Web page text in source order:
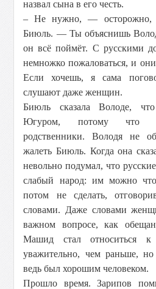
назвал сына в его честь.
– Не нужно, — осторожно,
Биюль. — Ты объяснишь
он всё поймёт. С русскими
немножко пожаловаться, и
Если хочешь, я сама
слушают даже женщин.
Биюль сказала Володе,
Югуром, потому что
родственники. Володя не
жалеть Биюль. Когда она
невольно подумал, что
слабый народ: им можно
потом не сделать,
словами. Даже словами
важном вопросе, как
Машид стал относиться
уважительно, чем раньше, но
ведь был хорошим человеком.
Прошло время. Зарипов